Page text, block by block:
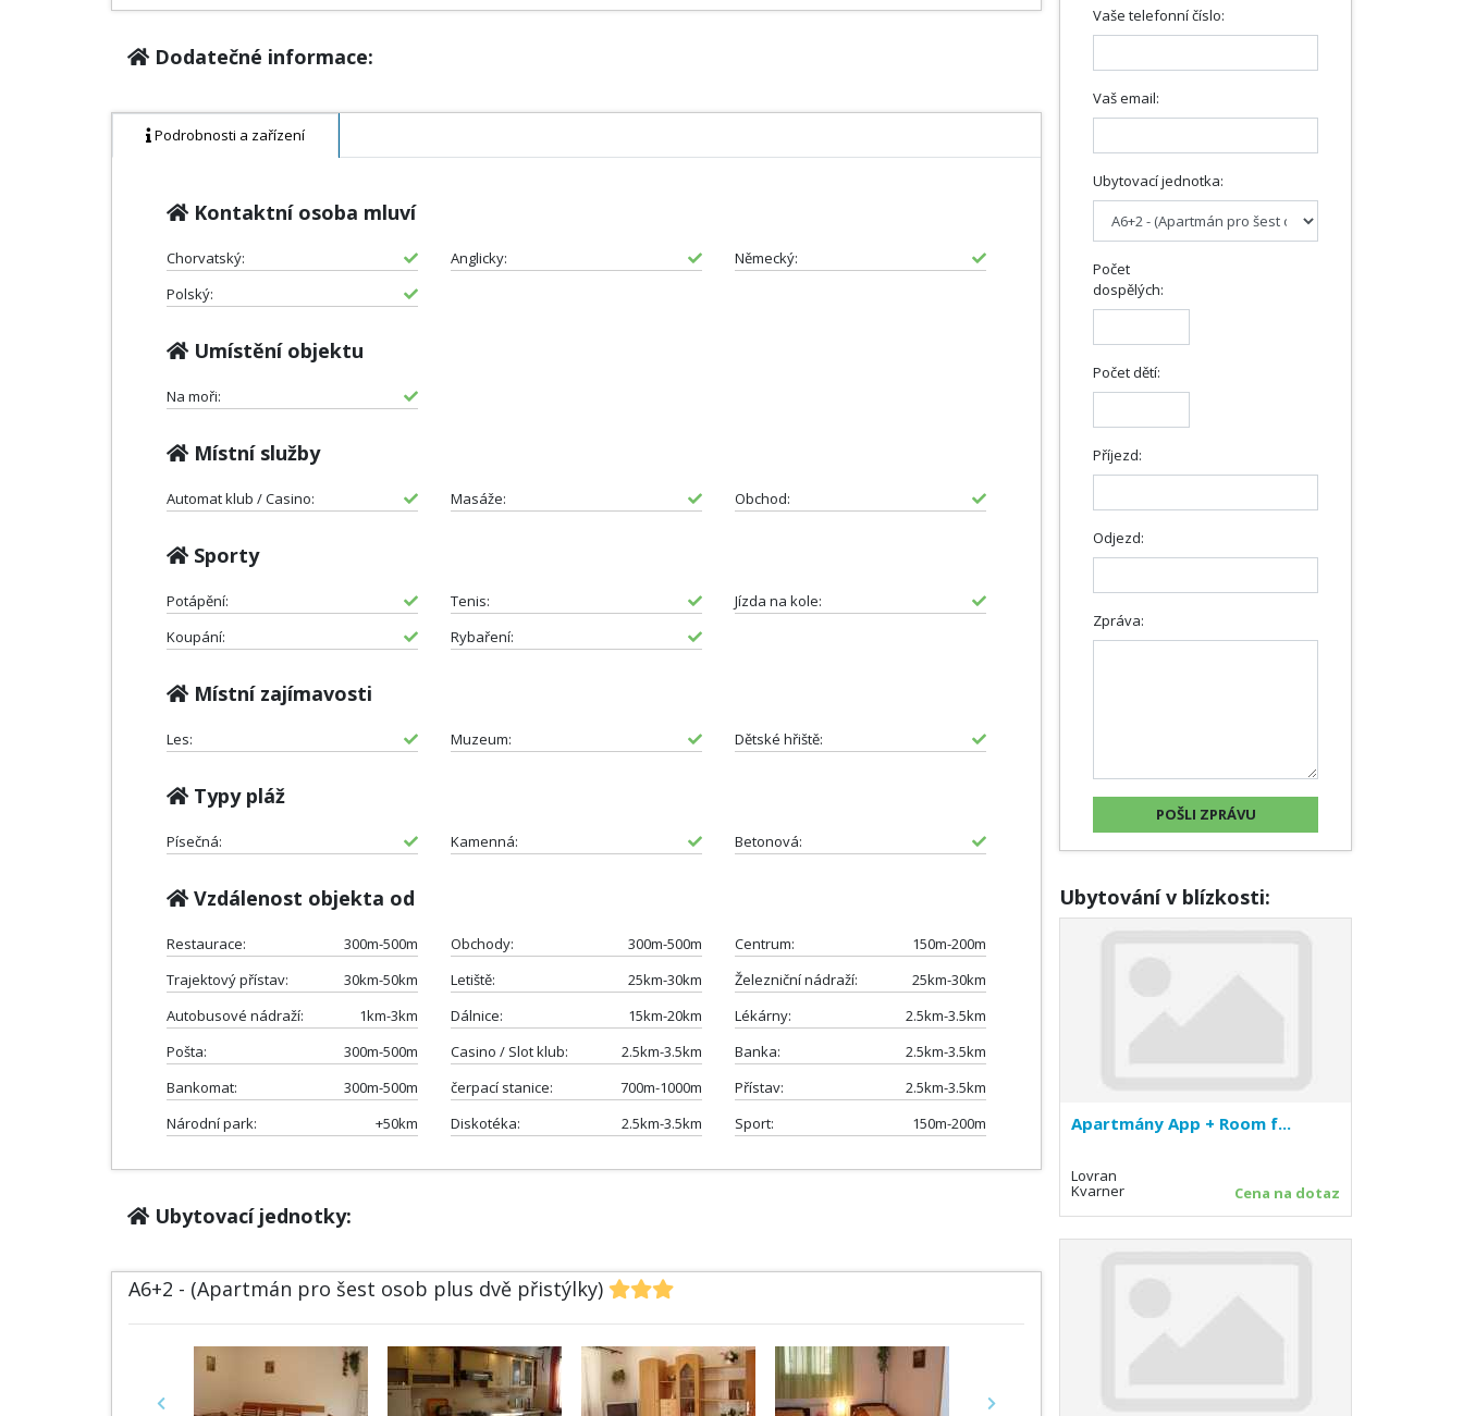
Dodatečné informace:
Podrobnosti a zařízení
Kontaktní osoba mluví
Chorvatský: Anglicky:
Německý:
Polský:
Umístění objektu
Na moři:
Místní služby
Automat klub / Casino: Masáže: Obchod:
Sporty
Potápění: Tenis:
Jízda na kole:
Koupání:
Rybaření:
Místní zajímavosti
Les: Muzeum: Dětské hřiště:
Typy pláž
Písečná: Kamenná: Betonová:
Vzdálenost objekta od
Restaurace: 300m-500m Obchody: 300m-500m Centrum:
150m-200m
Trajektový přístav:
30km-50km Letiště: 25km-30km Železniční nádraží:
25km-30km
Autobusové nádraží:
1km-3km Dálnice: 15km-20km Lékárny:
2.5km-3.5km
Pošta:
300m-500m Casino / Slot klub: 2.5km-3.5km Banka:
2.5km-3.5km
Bankomat:
300m-500m čerpací stanice: 700m-1000m Přístav:
2.5km-3.5km
Národní park:
+50km Diskotéka: 2.5km-3.5km Sport: 150m-200m
Ubytovací jednotky:
A6+2 - (Apartmán pro šest osob plus dvě přistýlky)
Previous Next
Vaše telefonní číslo:
Vaš email:
Ubytovací jednotka:
Počet
dospělých:
Počet dětí:
Příjezd:
Odjezd:
Zpráva:
Ubytování v blízkosti:
Apartmány App + Room f...
Lovran
Kvarner Cena na dotaz